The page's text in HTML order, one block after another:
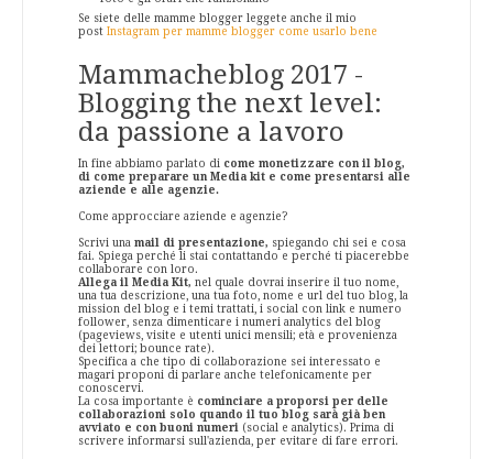
Se siete delle mamme blogger leggete anche il mio
post Instagram per mamme blogger come usarlo bene
Mammacheblog 2017 -
Blogging the next level:
da passione a lavoro
In fine abbiamo parlato di come monetizzare con il blog,
di come preparare un Media kit e come presentarsi alle
aziende e alle agenzie.
Come approcciare aziende e agenzie?
Scrivi una mail di presentazione, spiegando chi sei e cosa
fai. Spiega perché li stai contattando e perché ti piacerebbe
collaborare con loro.
Allega il Media Kit, nel quale dovrai inserire il tuo nome,
una tua descrizione, una tua foto, nome e url del tuo blog, la
mission del blog e i temi trattati, i social con link e numero
follower, senza dimenticare i numeri analytics del blog
(pageviews, visite e utenti unici mensili; età e provenienza
dei lettori; bounce rate).
Specifica a che tipo di collaborazione sei interessato e
magari proponi di parlare anche telefonicamente per
conoscervi.
La cosa importante è cominciare a proporsi per delle
collaborazioni solo quando il tuo blog sarà già ben
avviato e con buoni numeri (social e analytics). Prima di
scrivere informarsi sull'azienda, per evitare di fare errori.